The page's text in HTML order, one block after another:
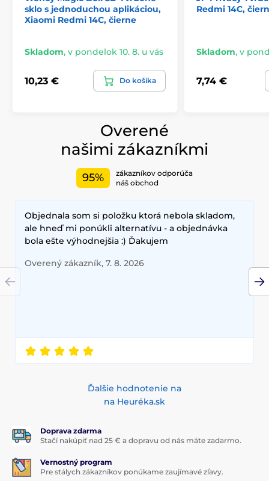
sklo s jednoduchou aplikáciou,
Xiaomi Redmi 14C, čierne
Skladom, v pondelok 10. 8. u vás
10,23 € Do košíka
Redmi 14C,
Skladom, v
7,74 €
Overené
našimi zákazníkmi
95%
zákazníkov odporúča
náš obchod
Objednala som si položku ktorá nebola skladom,
ale hneď mi ponúkli alternatívu - a objednávka
bola ešte výhodnejšia :) Ďakujem
Overený zákazník, 7. 8. 2026
Ďalšie hodnotenie na
na Heuréka.sk
Doprava zdarma
Stačí nakúpiť nad 25 € a dopravu od nás máte zadarmo.
Vernostný program
Pre stálych zákazníkov ponúkame zaujímavé zľavy.